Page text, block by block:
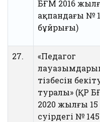
БҒМ 2016
ақпандағы №
бұйрығы)
27.
«Педагог
тізбесін
туралы» (ҚР
2020 жылғы 15
сәуірдегі № 145